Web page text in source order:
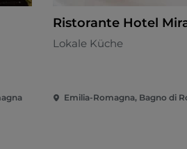
Ristorante Hotel
Lokale Küche
Emilia-Romagna, Bagno di